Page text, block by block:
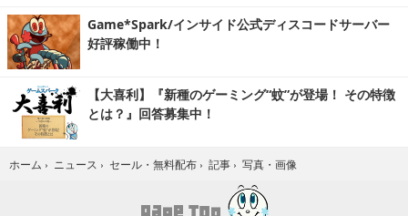
Game*Spark/インサイド公式ディスコードサーバー
好評稼働中！
【大喜利】『新種のゲーミング“蚊”が登場！ その特徴
とは？』回答募集中！
ホーム › ニュース › セール・無料配布 › 記事 › 写真・画像